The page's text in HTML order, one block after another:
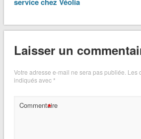
Laisser un
Votre adresse e-mail ne sera pas publiée. Les
indiqués avec*
Commentaire
*